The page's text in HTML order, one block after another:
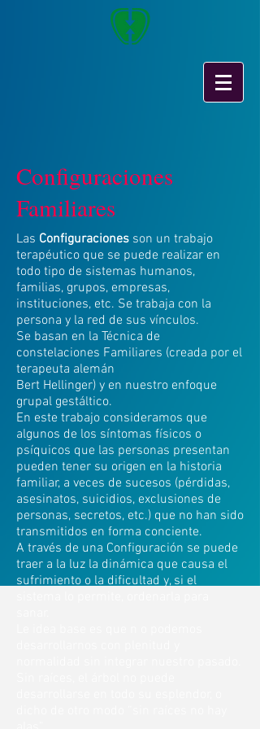
Configuraciones
Familiares
Las Configuraciones son un trabajo
terapéutico que se puede realizar en
todo tipo de sistemas humanos,
familias, grupos, empresas,
instituciones, etc. Se trabaja con la
persona y la red de sus vínculos.
Se basan en la Técnica de
constelaciones Familiares (creada por el
terapeuta alemán
Bert Hellinger) y en nuestro enfoque
grupal gestáltico.
En este trabajo consideramos que
algunos de los síntomas físicos o
psíquicos que las personas presentan
pueden tener su origen en la historia
familiar, a veces de sucesos (pérdidas,
asesinatos, suicidios, exclusiones de
personas, secretos, etc.) que no han sido
transmitidos en forma conciente.
A través de una Configuración se puede
traer a la luz la dinámica que causa el
sufrimiento o la dificultad y, si el